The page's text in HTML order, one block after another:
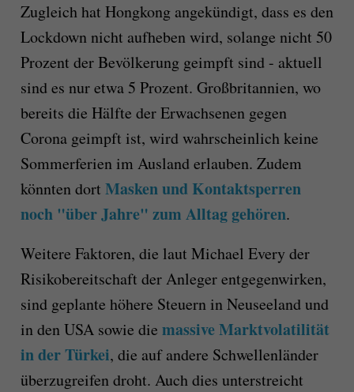
Zugleich hat Hongkong angekündigt, dass es den
Lockdown nicht aufheben wird, solange nicht 50
Prozent der Bevölkerung geimpft sind - aktuell
sind es nur etwa 5 Prozent. Großbritannien, wo
bereits die Hälfte der Erwachsenen gegen
Corona geimpft ist, wird wahrscheinlich keine
Sommerferien im Ausland erlauben. Zudem
könnten dort Masken und Kontaktsperren
noch "über Jahre" zum Alltag gehören.
Weitere Faktoren, die laut Michael Every der
Risikobereitschaft der Anleger entgegenwirken,
sind geplante höhere Steuern in Neuseeland und
in den USA sowie die massive Marktvolatilität
in der Türkei, die auf andere Schwellenländer
überzugreifen droht. Auch dies unterstreicht